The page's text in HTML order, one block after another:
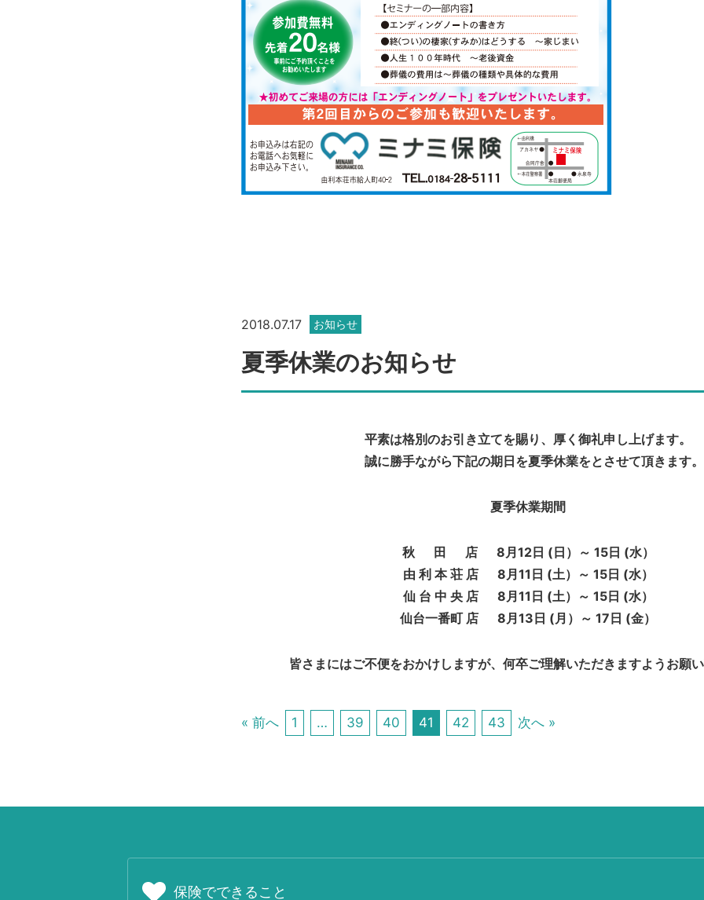
2018.07.17 お知らせ
夏季休業のお知らせ
平素は格別のお引き立てを賜り、厚く御礼申し上げます。
誠に勝手ながら下記の期日を夏季休業をとさせて頂きます。
夏季休業期間
秋 田 店 8月12日 (日）～ 15日 (水）
由 利 本 荘 店 8月11日 (土）～ 15日 (水）
仙 台 中 央 店 8月11日 (土）～ 15日 (水）
仙台一番町 店 8月13日 (月）～ 17日 (金）
皆さまにはご不便をおかけしますが、何卒ご理解いただきますようお願い
« 前へ 1 … 39 40 41 42 43 次へ »
保険でできること